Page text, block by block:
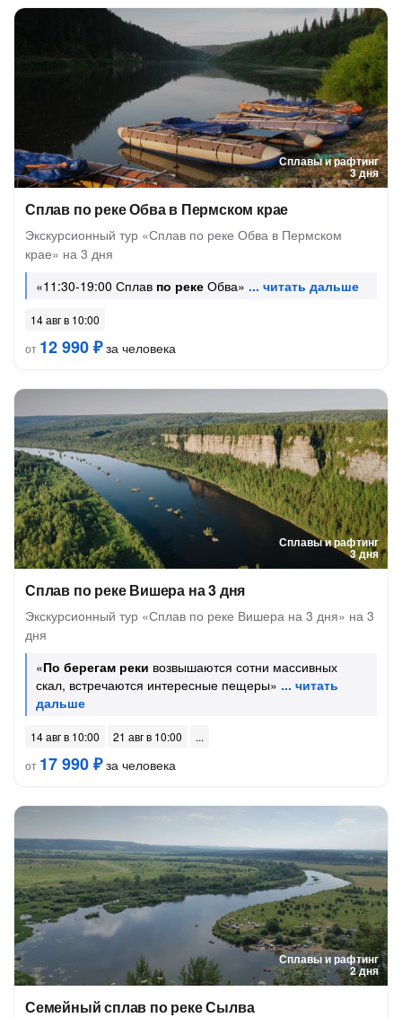
Сплавы и рафтинг
3 дня
Сплав по реке Обва в Пермском крае
Экскурсионный тур «Сплав по реке Обва в Пермском
крае» на 3 дня
«11:30-19:00 Сплав по реке Обва»
14 авг в 10:00
от 12 990 ₽за человека
Сплавы и рафтинг
3 дня
Сплав по реке Вишера на 3 дня
Экскурсионный тур «Сплав по реке Вишера на 3 дня» на 3
дня
«По берегам реки возвышаются сотни массивных
скал, встречаются интересные пещеры»
14 авг в 10:00
21 авг в 10:00
от 17 990 ₽за человека
Сплавы и рафтинг
2 дня
Семейный сплав по реке Сылва